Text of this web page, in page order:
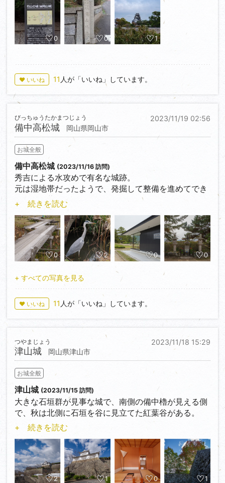
実際、夜歩いていた時は、案内板に気が付かず素通り
してしまった…
幅の狭い西側天守を見ることができる貴重な場所でも
ある。
0 0 1
♥ いいね 11 人が「いいね」しています。
2023/11/19 02:56
備中高松城
びっちゅうたかまつじょう
岡山県岡山市
お城全般
備中高松城 (2023/11/16 訪問)
秀吉による水攻めで有名な城跡。
元は湿地帯だったようで、発掘して整備を進めてでき
た沼に、蓮が咲いたとのこと。
遺構というより、清水宗治公に関連する首塚、胴塚、
自刃の地、家来衆が心中した場所などに碑が建てられ
ている。
続100名城のスタンプは、二の丸にある資料館に設置
注意。
+ 続きを読む
0 2 0 0
+ すべての写真を見る
♥ いいね 11 人が「いいね」しています。
2023/11/18 15:29
津山城
つやまじょう
岡山県津山市
お城全般
津山城 (2023/11/15 訪問)
大きな石垣群が見事な城で、南側の備中櫓が見える側
で、秋は北側に石垣を谷に見立てた紅葉谷がある。
曲線を描く扇形であったり、直線で積まれていたり、
色々な石垣を見ることができる。
あまり雨が降らない場所だと思っていたが、石垣のと
ころどころに水を吐き出させるためと思われる穴も
何箇所かあった。
+ 続きを読む
2 1 0 1